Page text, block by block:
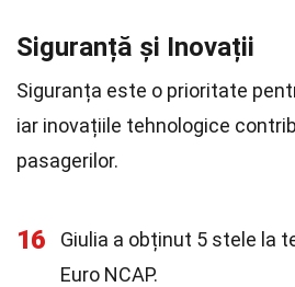
Siguranță și Inovații
Siguranța este o prioritate
iar inovațiile tehnologice
pasagerilor.
16
Giulia a obținut 5 stele la
Euro NCAP.